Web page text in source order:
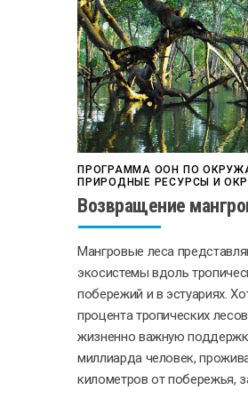
ПРОГРАММА ООН ПО
ПРИРОДНЫЕ РЕСУРСЫ И
Возвращение
Мангровые леса
экосистемы вдоль
побережий и в эстуариях.
процента тропических
жизненно важную
миллиарда человек,
километров от побережья,